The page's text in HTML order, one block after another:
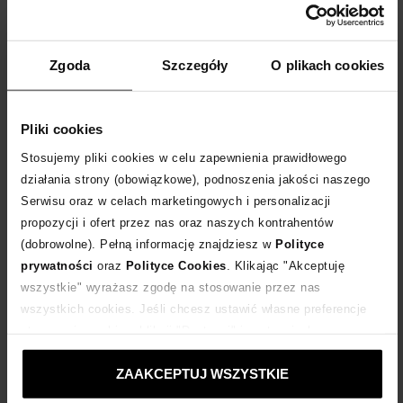
Zgoda Szczegóły O plikach cookies
Pliki cookies
Stosujemy pliki cookies w celu zapewnienia prawidłowego
działania strony (obowiązkowe), podnoszenia jakości naszego
Serwisu oraz w celach marketingowych i personalizacji
propozycji i ofert przez nas oraz naszych kontrahentów
(dobrowolne). Pełną informację znajdziesz w Polityce
prywatności oraz Polityce Cookies . Klikając "Akceptuję
wszystkie" wyrażasz zgodę na stosowanie przez nas
wszystkich cookies. Jeśli chcesz ustawić własne preferencje
ustawienia prywatności.
ZAAKCEPTUJ WSZYSTKIE
Od 9 do 15 listopada trwa Noc Zakupów – jedna
To świetna okazja by zaopatrzyć się we flagowe produkty
światowych marek. Szukasz klasycznych butów, a może eleganckiej
torebki? Mamy dla Ciebie kilka propozycji! czytaj więcej